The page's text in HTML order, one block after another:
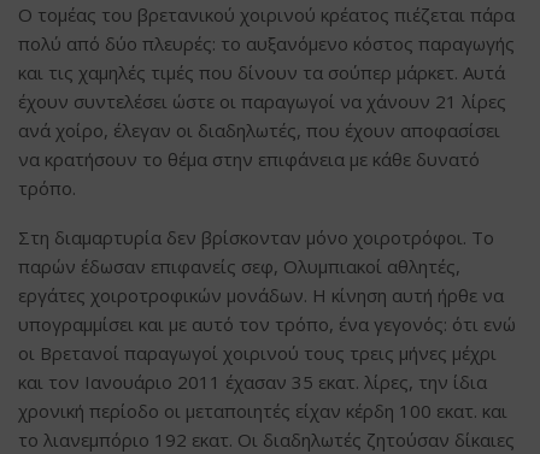
Ο τομέας του βρετανικού χοιρινού κρέατος πιέζεται πάρα
πολύ από δύο πλευρές: το αυξανόμενο κόστος παραγωγής
και τις χαμηλές τιμές που δίνουν τα σούπερ μάρκετ. Αυτά
έχουν συντελέσει ώστε οι παραγωγοί να χάνουν 21 λίρες
ανά χοίρο, έλεγαν οι διαδηλωτές, που έχουν αποφασίσει
να κρατήσουν το θέμα στην επιφάνεια με κάθε δυνατό
τρόπο.
Στη διαμαρτυρία δεν βρίσκονταν μόνο χοιροτρόφοι. Το
παρών έδωσαν επιφανείς σεφ, Ολυμπιακοί αθλητές,
εργάτες χοιροτροφικών μονάδων. Η κίνηση αυτή ήρθε να
υπογραμμίσει και με αυτό τον τρόπο, ένα γεγονός: ότι ενώ
οι Βρετανοί παραγωγοί χοιρινού τους τρεις μήνες μέχρι
και τον Ιανουάριο 2011 έχασαν 35 εκατ. λίρες, την ίδια
χρονική περίοδο οι μεταποιητές είχαν κέρδη 100 εκατ. και
το λιανεμπόριο 192 εκατ. Οι διαδηλωτές ζητούσαν δίκαιες